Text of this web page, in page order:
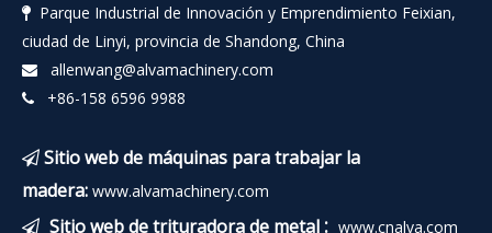

Parque Industrial de Innovación y Emprendimiento Feixian,
ciudad de Linyi, provincia de Shandong, China
 allenwang@alvamachinery.com
 +86-158 6596 9988
 Sitio web de máquinas para trabajar la
madera: www.alvamachinery.com
 Sitio web de trituradora de metal : www.cnalva.com